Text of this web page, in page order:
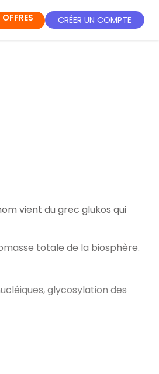
CRÉER UN COMPTE
vient du grec glukos qui
totale de la biosphère.
glycosylation des